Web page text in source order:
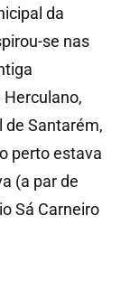
da
se nas
de Santarém,
perto estava
(a par de
Sá Carneiro